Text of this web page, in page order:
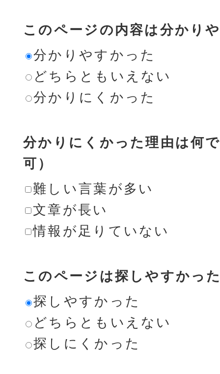
このページの内容は分かり
分かりやすかった
どちらともいえない
分かりにくかった
分かりにくかった理由は何
可）
難しい言葉が多い
文章が長い
情報が足りていない
このページは探しやすかっ
探しやすかった
どちらともいえない
探しにくかった